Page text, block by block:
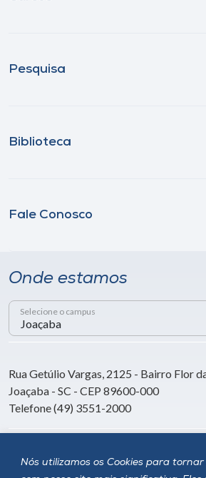
Nós utilizamos os Cookies para
Pesquisa
Biblioteca
Fale Conosco
Onde estamos
Selecione o campus
Rua Getúlio Vargas, 2125 - Bairro Flor
Joaçaba - SC - CEP 89600-000
Telefone (49) 3551-2000
Siga a Unoesc